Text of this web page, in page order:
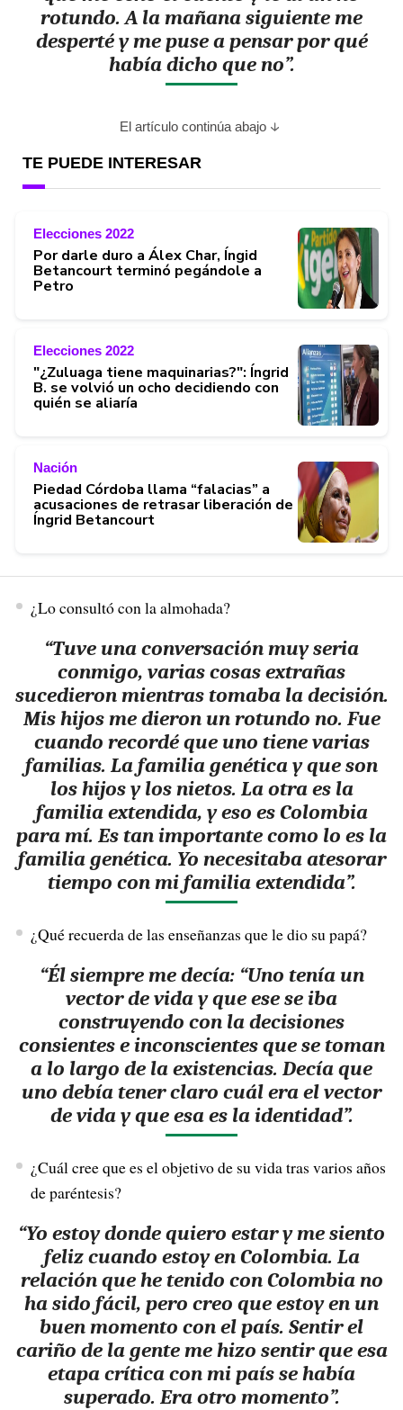
rotundo. A la mañana siguiente me
desperté y me puse a pensar por qué
había dicho que no”.
El artículo continúa abajo
TE PUEDE INTERESAR
Elecciones 2022
Por darle duro a Álex Char, Íngid
Betancourt terminó pegándole a
Petro
Elecciones 2022
"¿Zuluaga tiene maquinarias?": Íngrid
B. se volvió un ocho decidiendo con
quién se aliaría
Nación
Piedad Córdoba llama “falacias” a
acusaciones de retrasar liberación de
Íngrid Betancourt
¿Lo consultó con la almohada?
“Tuve una conversación muy seria
conmigo, varias cosas extrañas
sucedieron mientras tomaba la decisión.
Mis hijos me dieron un rotundo no. Fue
cuando recordé que uno tiene varias
familias. La familia genética y que son
los hijos y los nietos. La otra es la
familia extendida, y eso es Colombia
para mí. Es tan importante como lo es la
familia genética. Yo necesitaba atesorar
tiempo con mi familia extendida”.
¿Qué recuerda de las enseñanzas que le dio su papá?
“Él siempre me decía: “Uno tenía un
vector de vida y que ese se iba
construyendo con la decisiones
consientes e inconscientes que se toman
a lo largo de la existencias. Decía que
uno debía tener claro cuál era el vector
de vida y que esa es la identidad”.
¿Cuál cree que es el objetivo de su vida tras varios años
de paréntesis?
“Yo estoy donde quiero estar y me siento
feliz cuando estoy en Colombia. La
relación que he tenido con Colombia no
ha sido fácil, pero creo que estoy en un
buen momento con el país. Sentir el
cariño de la gente me hizo sentir que esa
etapa crítica con mi país se había
superado. Era otro momento”.